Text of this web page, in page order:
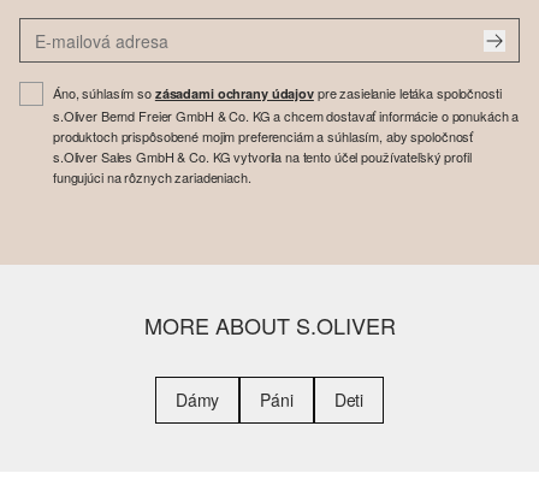
Áno, súhlasím so zásadami ochrany údajovpre zasielanie letáka spoločnosti
s.Oliver Bernd Freier GmbH & Co. KG a chcem dostavať informácie o ponukách a
produktoch prispôsobené mojim preferenciám a súhlasím, aby spoločnosť
s.Oliver Sales GmbH & Co. KG vytvorila na tento účel používateľský profil
fungujúci na rôznych zariadeniach.
MORE ABOUT S.OLIVER
Dámy Páni Deti